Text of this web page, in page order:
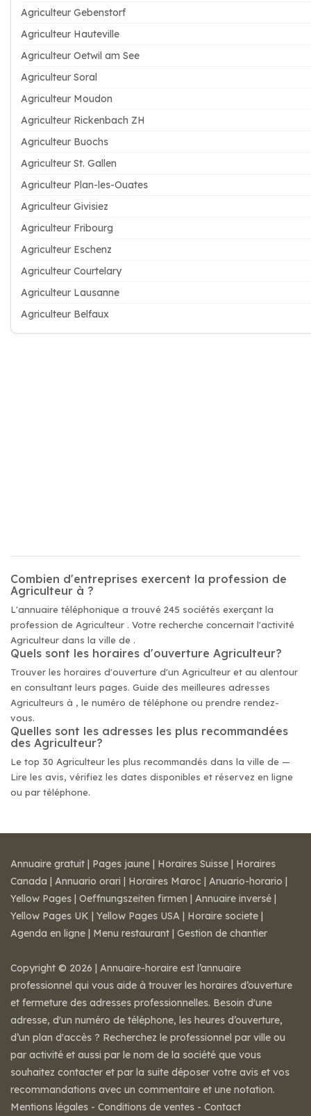
Agriculteur Gebenstorf
Agriculteur Hauteville
Agriculteur Oetwil am See
Agriculteur Soral
Agriculteur Moudon
Agriculteur Rickenbach ZH
Agriculteur Buochs
Agriculteur St. Gallen
Agriculteur Plan-les-Ouates
Agriculteur Givisiez
Agriculteur Fribourg
Agriculteur Eschenz
Agriculteur Courtelary
Agriculteur Lausanne
Agriculteur Belfaux
Combien d'entreprises exercent la profession de
Agriculteur à ?
L'annuaire téléphonique a trouvé 245 sociétés exerçant la
profession de Agriculteur . Votre recherche concernait l'activité
Agriculteur dans la ville de .
Quels sont les horaires d'ouverture Agriculteur?
Trouver les horaires d'ouverture d'un Agriculteur et au alentour
en consultant leurs pages. Guide des meilleures adresses
Agriculteurs à , le numéro de téléphone ou prendre rendez-
vous.
Quelles sont les adresses les plus recommandées
des Agriculteur?
Le top 30 Agriculteur les plus recommandés dans la ville de —
Lire les avis, vérifiez les dates disponibles et réservez en ligne
ou par téléphone.
Annuaire gratuit | Pages jaune | Horaires Suisse | Horaires
Canada | Annuario orari | Horaires Maroc | Anuario-horario |
Yellow Pages | Oeffnungszeiten firmen | Annuaire inversé |
Yellow Pages UK | Yellow Pages USA | Horaire societe |
Agenda en ligne | Menu restaurant | Gestion de chantier
Copyright © 2026 | Annuaire-horaire est l’annuaire
professionnel qui vous aide à trouver les horaires d’ouverture
et fermeture des adresses professionnelles. Besoin d'une
adresse, d'un numéro de téléphone, les heures d’ouverture,
d’un plan d'accès ? Recherchez le professionnel par ville ou
par activité et aussi par le nom de la société que vous
souhaitez contacter et par la suite déposer votre avis et vos
recommandations avec un commentaire et une notation.
Mentions légales - Conditions de ventes - Contact